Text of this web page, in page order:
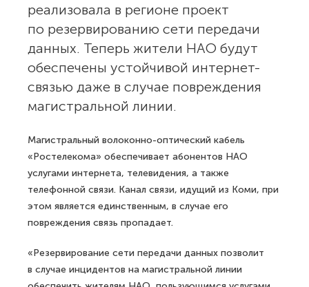
реализовала в регионе проект
по резервированию сети передачи
данных. Теперь жители НАО будут
обеспечены устойчивой интернет-
связью даже в случае повреждения
магистральной линии.
Магистральный волоконно-оптический кабель
«Ростелекома» обеспечивает абонентов НАО
услугами интернета, телевидения, а также
телефонной связи. Канал связи, идущий из Коми, при
этом является единственным, в случае его
повреждения связь пропадает.
«Резервирование сети передачи данных позволит
в случае инцидентов на магистральной линии